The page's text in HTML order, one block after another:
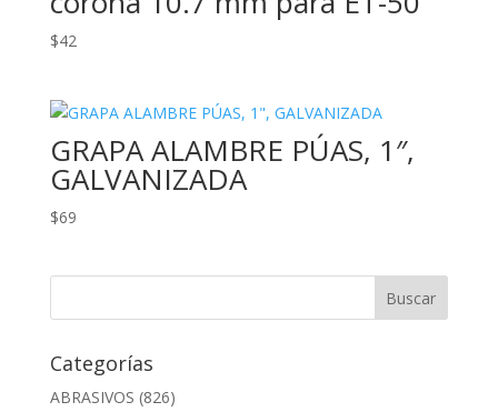
$42
GRAPA ALAMBRE PÚAS, 1″,
GALVANIZADA
$69
Categorías
ABRASIVOS (826)